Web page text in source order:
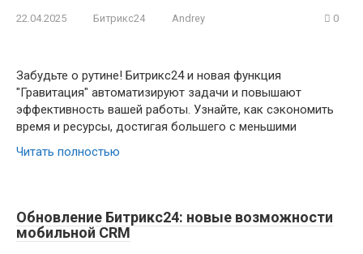
22.04.2025 Битрикс24 Andrey 0
Забудьте о рутине! Битрикс24 и новая функция
"Гравитация" автоматизируют задачи и повышают
эффективность вашей работы. Узнайте, как сэкономить
время и ресурсы, достигая большего с меньшими
Читать полностью
Обновление Битрикс24: новые возможности
мобильной CRM